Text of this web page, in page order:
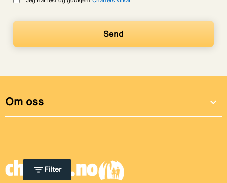
filter_list Filter
Om oss expand_more